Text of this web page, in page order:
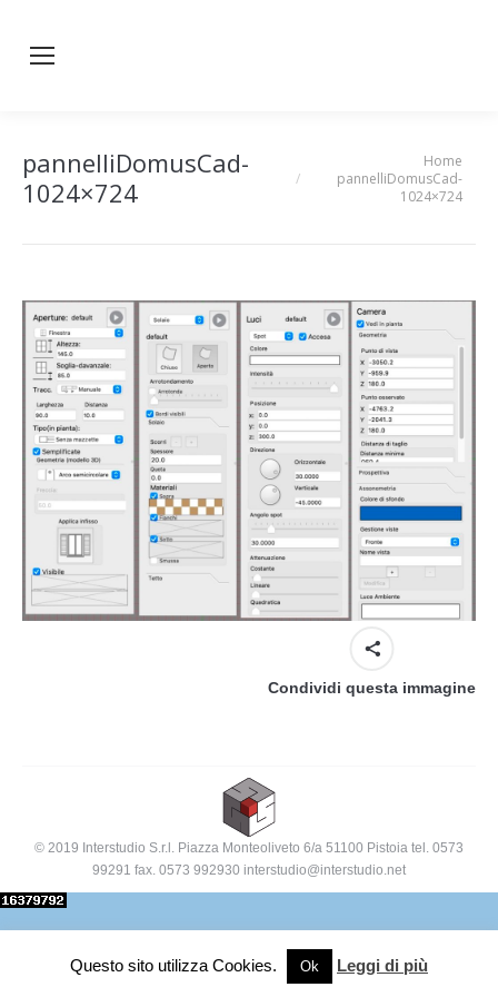
pannelliDomusCad-
1024×724
Home
pannelliDomusCad-
1024×724
Condividi questa immagine
© 2019 Interstudio S.r.l. Piazza Monteoliveto 6/a 51100 Pistoia tel. 0573
99291 fax. 0573 992930 interstudio@interstudio.net
Questo sito utilizza Cookies. Ok Leggi di più